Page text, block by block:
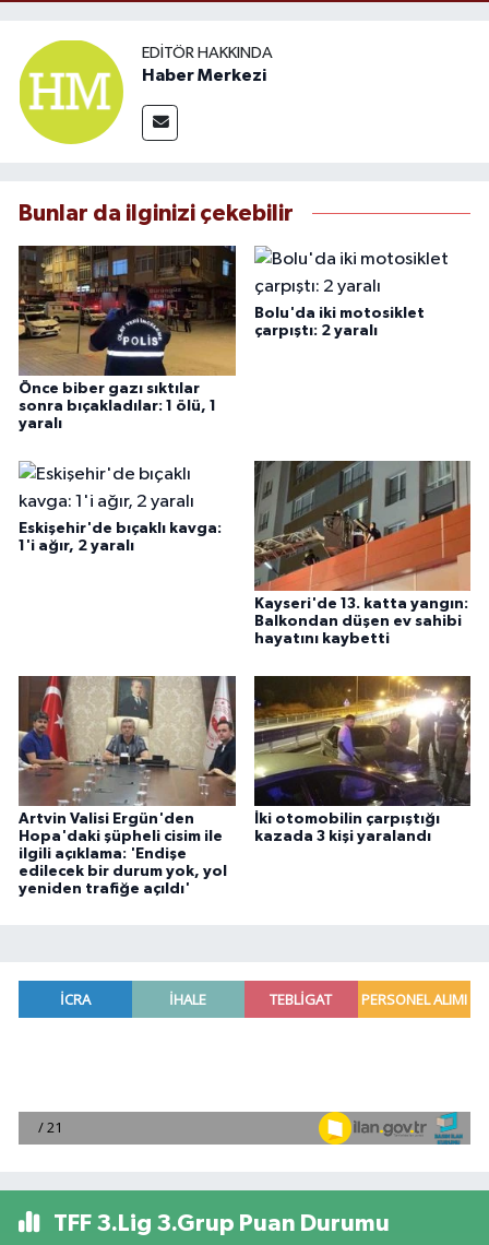
EDITÖR HAKKINDA
Haber Merkezi
Bunlar da ilginizi çekebilir
Önce biber gazı sıktılar
sonra bıçakladılar: 1 ölü, 1
yaralı
Bolu'da iki motosiklet
çarpıştı: 2 yaralı
Eskişehir'de bıçaklı kavga:
1'i ağır, 2 yaralı
Kayseri'de 13. katta yangın:
Balkondan düşen ev sahibi
hayatını kaybetti
Artvin Valisi Ergün'den
Hopa'daki şüpheli cisim ile
ilgili açıklama: 'Endişe
edilecek bir durum yok, yol
yeniden trafiğe açıldı'
İki otomobilin çarpıştığı
kazada 3 kişi yaralandı
TFF 3.Lig 3.Grup Puan Durumu